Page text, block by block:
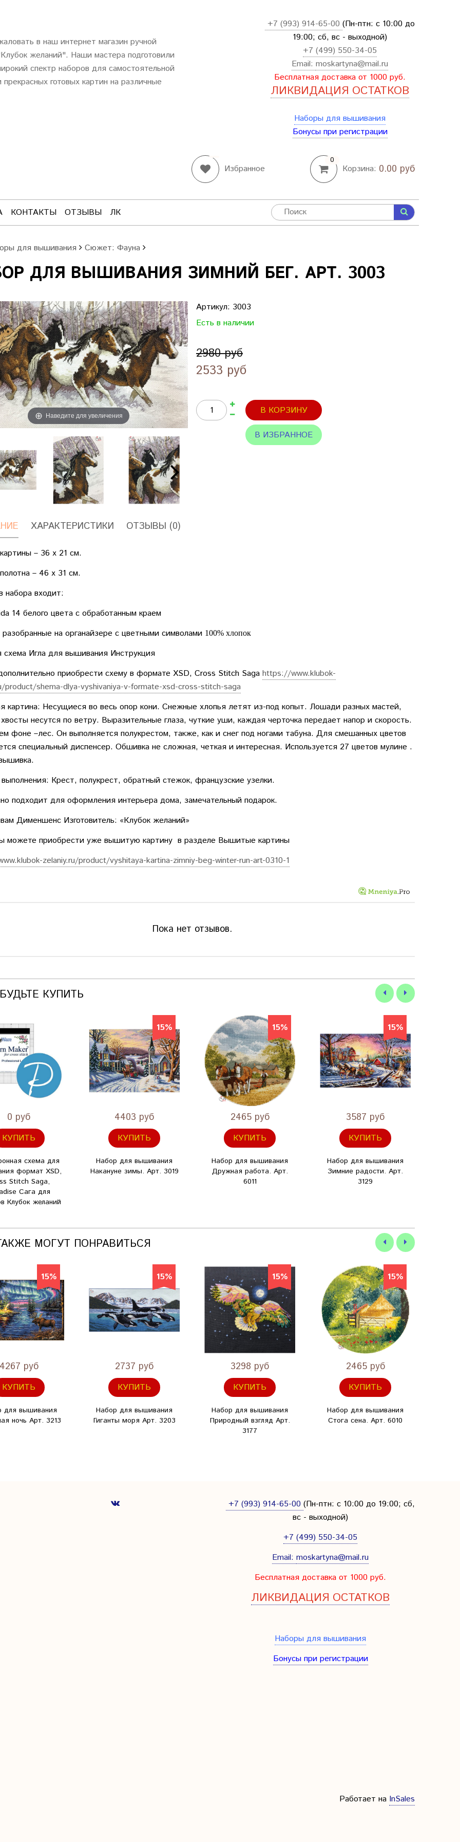
в наш интернет магазин ручной
Клубок желаний". Наши мастера подготовили
спектр наборов для самостоятельной
готовых картин на различные
+7 (993) 914-65-00 (Пн-птн: с 10:00 до
19:00; сб, вс - выходной)
+7 (499) 550-34-05
Email: moskartyna@mail.ru
Бесплатная доставка от 1000 руб.
ЛИКВИДАЦИЯ ОСТАТКОВ
Наборы для вышивания
Бонусы при регистрации
Избранное
0
Корзина: 0.00 руб
КОНТАКТЫ ОТЗЫВЫ ЛК
для вышивания Сюжет: Фауна
ДЛЯ ВЫШИВАНИЯ ЗИМНИЙ БЕГ. АРТ. 3003
Наведите для увеличения
Артикул: 3003
Есть в наличии
2980 руб
2533 руб
В КОРЗИНУ
В ИЗБРАННОЕ
ХАРАКТЕРИСТИКИ ОТЗЫВЫ (0)
– 36 х 21 см.
– 46 х 31 см.
набора входит:
14 белого цвета с обработанным краем
на органайзере с цветными символами 100% хлопок
схема Игла для вышивания Инструкция
приобрести схему в формате XSD, Cross Stitch Saga https://www.klubok-
product/shema-dlya-vyshivaniya-v-formate-xsd-cross-stitch-saga
картина: Несущиеся во весь опор кони. Снежные хлопья летят из-под копыт. Лошади разных мастей,
несутся по ветру. Выразительные глаза, чуткие уши, каждая черточка передает напор и скорость.
фоне –лес. Он выполняется полукрестом, также, как и снег под ногами табуна. Для смешанных цветов
специальный диспенсер. Обшивка не сложная, четкая и интересная. Используется 27 цветов мулине .
выполнения: Крест, полукрест, обратный стежок, французские узелки.
подходит для оформления интерьера дома, замечательный подарок.
Дименшенс Изготовитель: «Клубок желаний»
можете приобрести уже вышитую картину в разделе Вышитые картины
zelaniy.ru/product/vyshitaya-kartina-zimniy-beg-winter-run-art-0310-1
Пока нет отзывов.
КУПИТЬ
0 руб
КУПИТЬ
схема для
формат XSD,
Stitch Saga,
Сага для
Клубок желаний
15%
4403 руб
КУПИТЬ
Набор для вышивания
Накануне зимы. Арт. 3019
15%
2465 руб
КУПИТЬ
Набор для вышивания
Дружная работа. Арт.
6011
15%
3587 руб
КУПИТЬ
Набор для вышивания
Зимние радости. Арт.
3129
МОГУТ ПОНРАВИТЬСЯ
15%
руб
КУПИТЬ
для вышивания
ночь Арт. 3213
15%
2737 руб
КУПИТЬ
Набор для вышивания
Гиганты моря Арт. 3203
15%
3298 руб
КУПИТЬ
Набор для вышивания
Природный взгляд Арт.
3177
15%
2465 руб
КУПИТЬ
Набор для вышивания
Стога сена. Арт. 6010
+7 (993) 914-65-00 (Пн-птн: с 10:00 до 19:00; сб,
вс - выходной)
+7 (499) 550-34-05
Email: moskartyna@mail.ru
Бесплатная доставка от 1000 руб.
ЛИКВИДАЦИЯ ОСТАТКОВ
Наборы для вышивания
Бонусы при регистрации
Работает на InSales